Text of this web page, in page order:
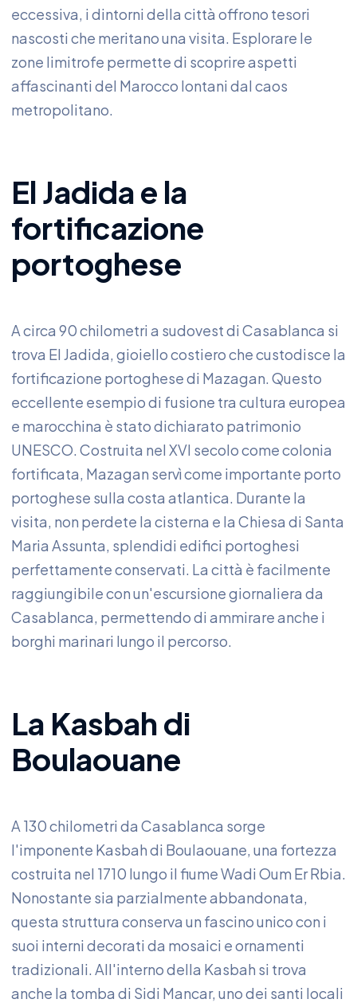
eccessiva, i dintorni della città offrono tesori
nascosti che meritano una visita. Esplorare le
zone limitrofe permette di scoprire aspetti
affascinanti del Marocco lontani dal caos
metropolitano.
El Jadida e la
fortificazione
portoghese
A circa 90 chilometri a sudovest di Casablanca si
trova El Jadida, gioiello costiero che custodisce la
fortificazione portoghese di Mazagan. Questo
eccellente esempio di fusione tra cultura europea
e marocchina è stato dichiarato patrimonio
UNESCO. Costruita nel XVI secolo come colonia
fortificata, Mazagan servì come importante porto
portoghese sulla costa atlantica. Durante la
visita, non perdete la cisterna e la Chiesa di Santa
Maria Assunta, splendidi edifici portoghesi
perfettamente conservati. La città è facilmente
raggiungibile con un'escursione giornaliera da
Casablanca, permettendo di ammirare anche i
borghi marinari lungo il percorso.
La Kasbah di
Boulaouane
A 130 chilometri da Casablanca sorge
l'imponente Kasbah di Boulaouane, una fortezza
costruita nel 1710 lungo il fiume Wadi Oum Er Rbia.
Nonostante sia parzialmente abbandonata,
questa struttura conserva un fascino unico con i
suoi interni decorati da mosaici e ornamenti
tradizionali. All'interno della Kasbah si trova
anche la tomba di Sidi Mancar, uno dei santi locali